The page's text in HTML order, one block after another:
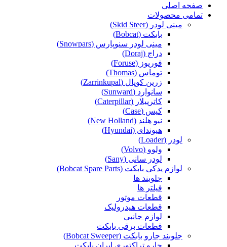
صفحه اصلی
تمامی محصولات
مینی لودر (Skid Steer)
بابکت (Bobcat)
مینی لودر سنوپارس (Snowpars)
دراج (Doraj)
فوریوز (Foruse)
توماس (Thomas)
زرین کوپال (Zarrinkupal)
سانوارد (Sunward)
کاترپیلار (Caterpillar)
کیس (Case)
نیو هلند (New Holland)
هیوندای (Hyundai)
لودر (Loader)
ولوو (Volvo)
لودر سانی (Sany)
لوازم یدکی بابکت (Bobcat Spare Parts)
جلوبند ها
فیلتر ها
قطعات موتور
قطعات هیدرولیک
لوازم جانبی
قطعات برقی بابکت
جلوبند جارو بابکت (Bobcat Sweeper)
جارو تراکتوری ایران بابکت